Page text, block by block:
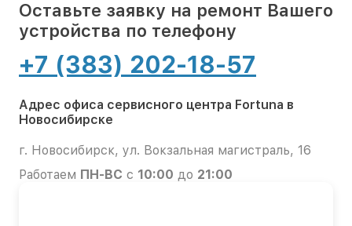
Оставьте заявку на ремонт Вашего
устройства по телефону
+7 (383) 202-18-57
Адрес офиса сервисного центра Fortuna в
Новосибирске
г. Новосибирск, ул. Вокзальная магистраль, 16
Работаем ПН-ВС с 10:00 до 21:00